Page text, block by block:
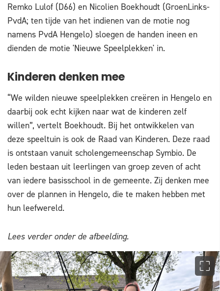
Remko Lulof (D66) en Nicolien Boekhoudt (GroenLinks-
PvdA; ten tijde van het indienen van de motie nog
namens PvdA Hengelo) sloegen de handen ineen en
dienden de motie 'Nieuwe Speelplekken' in.
Kinderen denken mee
“We wilden nieuwe speelplekken creëren in Hengelo en
daarbij ook echt kijken naar wat de kinderen zelf
willen”, vertelt Boekhoudt. Bij het ontwikkelen van
deze speeltuin is ook de Raad van Kinderen. Deze raad
is ontstaan vanuit scholengemeenschap Symbio. De
leden bestaan uit leerlingen van groep zeven of acht
van iedere basisschool in de gemeente. Zij denken mee
over de plannen in Hengelo, die te maken hebben met
hun leefwereld.
Lees verder onder de afbeelding.